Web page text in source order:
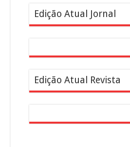
Edição Atual Jornal
Edição Atual Revista